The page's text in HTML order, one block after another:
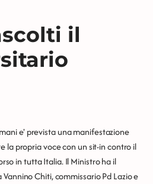
il
e' prevista una manifestazione
la propria voce con un sit-in contro il
in tutta Italia. Il Ministro ha il
Chiti, commissario Pd Lazio e